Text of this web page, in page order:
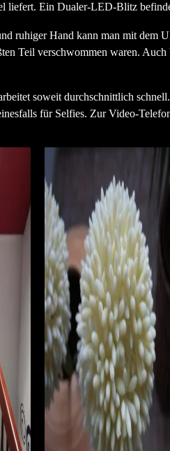
liefert. Ein Dualer-LED-Blitz
ruhiger Hand kann man mit dem
Teil verschwommen waren.
soweit durchschnittlich
für Selfies. Zur Video-